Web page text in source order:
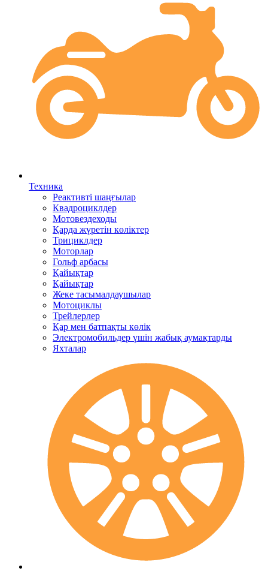
Техника
Реактивті шаңғылар
Квадроциклдер
Мотовездеходы
Қарда жүретін көліктер
Трициклдер
Моторлар
Гольф арбасы
Қайықтар
Қайықтар
Жеке тасымалдаушылар
Мотоциклы
Трейлерлер
Қар мен батпақты көлік
Электромобильдер үшін жабық аумақтарды
Яхталар